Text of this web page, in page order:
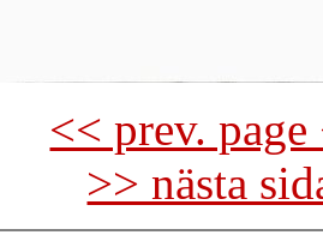
<< prev.
>> nästa